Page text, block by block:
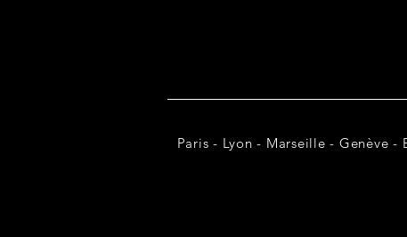
Paris - Lyon - Marseille - Genève